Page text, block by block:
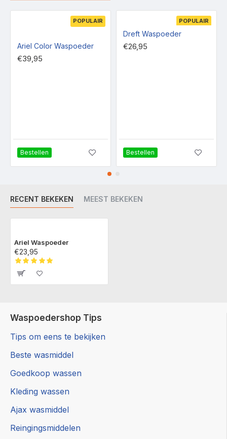
POPULAIR
Ariel Color Waspoeder
€39,95
Bestellen
POPULAIR
Dreft Waspoeder
€26,95
Bestellen
RECENT BEKEKEN MEEST BEKEKEN
Ariel Waspoeder
€23,95
Waspoedershop Tips
Tips om eens te bekijken
Beste wasmiddel
Goedkoop wassen
Kleding wassen
Ajax wasmiddel
Reingingsmiddelen